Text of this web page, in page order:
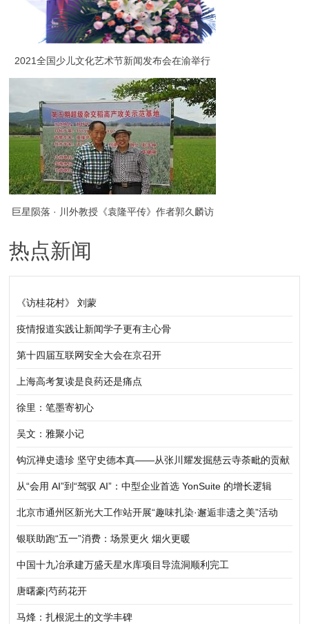
2021全国少儿文化艺术节新闻发布会在渝举行
巨星陨落 · 川外教授《袁隆平传》作者郭久麟访
热点新闻
《访桂花村》 刘蒙
疫情报道实践让新闻学子更有主心骨
第十四届互联网安全大会在京召开
上海高考复读是良药还是痛点
徐里：笔墨寄初心
吴文：雅聚小记
钩沉禅史遗珍 坚守史德本真——从张川耀发掘慈云寺荼毗的贡献
说开去
从“会用 AI”到“驾驭 AI”：中型企业首选 YonSuite 的增长逻辑
北京市通州区新光大工作站开展“趣味扎染·邂逅非遗之美”活动
银联助跑“五一”消费：场景更火 烟火更暖
中国十九冶承建万盛天星水库项目导流洞顺利完工
唐曙豪|芍药花开
马烽：扎根泥土的文学丰碑